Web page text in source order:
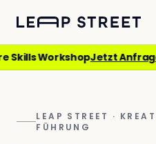
Vision
Services
WorkshopJetzt
LEAP STREET ·
FÜHRUNG